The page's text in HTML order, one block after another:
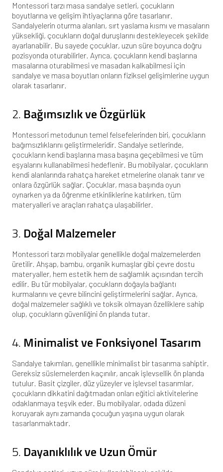
Montessori tarzı masa sandalye setleri, çocukların
boyutlarına ve gelişim ihtiyaçlarına göre tasarlanır.
Sandalyelerin oturma alanları, sırt yaslama kısmı ve masaların
yüksekliği, çocukların doğal duruşlarını destekleyecek şekilde
ayarlanabilir. Bu sayede çocuklar, uzun süre boyunca doğru
pozisyonda oturabilirler. Ayrıca, çocukların kendi başlarına
masalarına oturabilmesi ve masadan kalkabilmesi için
sandalye ve masa boyutları onların fiziksel gelişimlerine uygun
olarak tasarlanır.
2. Bağımsızlık ve Özgürlük
Montessori metodunun temel felsefelerinden biri, çocukların
bağımsızlıklarını geliştirmeleridir. Sandalye setlerinde,
çocukların kendi başlarına masa başına geçebilmesi ve tüm
eşyalarını kullanabilmesi hedeflenir. Bu mobilyalar, çocukların
kendi alanlarında rahatça hareket etmelerine olanak tanır ve
onlara özgürlük sağlar. Çocuklar, masa başında oyun
oynarken ya da öğrenme etkinliklerine katılırken, tüm
materyalleri ve araçları rahatça ulaşabilirler.
3. Doğal Malzemeler
Montessori tarzı mobilyalar genellikle doğal malzemelerden
üretilir. Ahşap, bambu, organik kumaşlar gibi çevre dostu
materyaller, hem estetik hem de sağlamlık açısından tercih
edilir. Bu tür mobilyalar, çocukların doğayla bağlantı
kurmalarını ve çevre bilincini geliştirmelerini sağlar. Ayrıca,
doğal malzemeler sağlıklı ve toksik olmayan özelliklere sahip
olup, çocukların güvenliğini ön planda tutar.
4. Minimalist ve Fonksiyonel Tasarım
Sandalye takımları, genellikle minimalist bir tasarıma sahiptir.
Gereksiz süslemelerden kaçınılır, ancak işlevsellik ön planda
tutulur. Basit çizgiler, düz yüzeyler ve işlevsel tasarımlar,
çocukların dikkatini dağıtmadan onları eğitici aktivitelerine
odaklanmaya teşvik eder. Bu mobilyalar, odada düzeni
koruyarak aynı zamanda çocuğun yaşına uygun olarak
tasarlanmaktadır.
5. Dayanıklılık ve Uzun Ömür